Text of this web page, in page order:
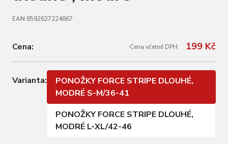
EAN 8592627224867
Cena: Cena včetně DPH 199 Kč
Varianta:
PONOŽKY FORCE STRIPE DLOUHÉ,
MODRÉ S-M/36-41
PONOŽKY FORCE STRIPE DLOUHÉ,
MODRÉ L-XL/42-46